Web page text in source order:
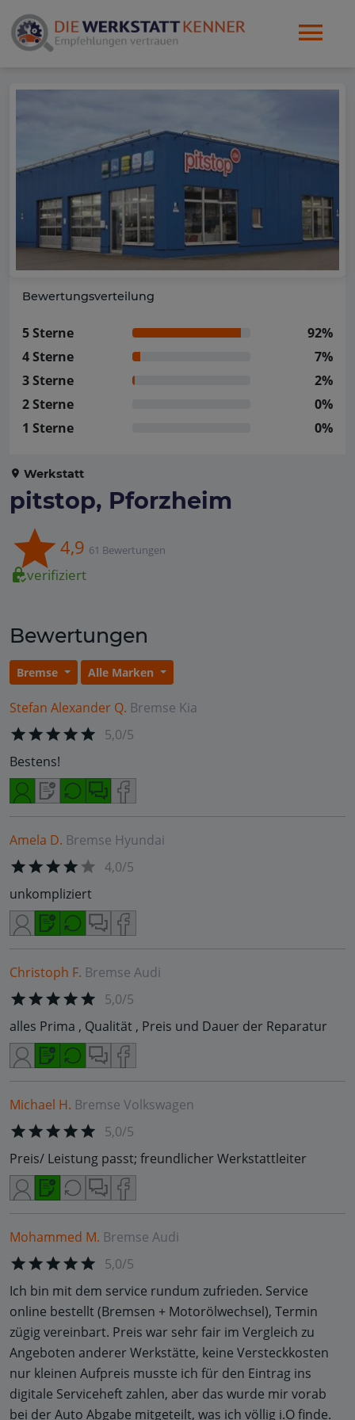
Bewertungsverteilung
5 Sterne
92%
4 Sterne
7%
3 Sterne
2%
2 Sterne
0%
1 Sterne
0%
Werkstatt
pitstop, Pforzheim
4,9 61 Bewertungen
verifiziert
Bewertungen
Bremse Alle Marken
Stefan Alexander Q. Bremse Kia
5,0/5
Bestens!
Amela D. Bremse Hyundai
4,0/5
unkompliziert
Christoph F. Bremse Audi
5,0/5
alles Prima , Qualität , Preis und Dauer der Reparatur
Michael H. Bremse Volkswagen
5,0/5
Preis/ Leistung passt; freundlicher Werkstattleiter
Mohammed M. Bremse Audi
5,0/5
Ich bin mit dem service rundum zufrieden. Service
online bestellt (Bremsen + Motorölwechsel), Termin
zügig vereinbart. Preis war sehr fair im Vergleich zu
Angeboten anderer Werkstätte, keine Versteckkosten
nur kleinen Aufpreis musste ich für den Eintrag ins
digitale Serviceheft zahlen, aber das wurde mir vorab
bei der Auto Abgabe mitgeteilt, was ich völlig i.O finde.